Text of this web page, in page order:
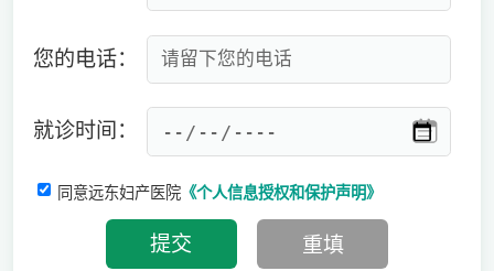
您的电话：
就诊时间：
同意远东妇产医院《个人信息授权和保护声明》